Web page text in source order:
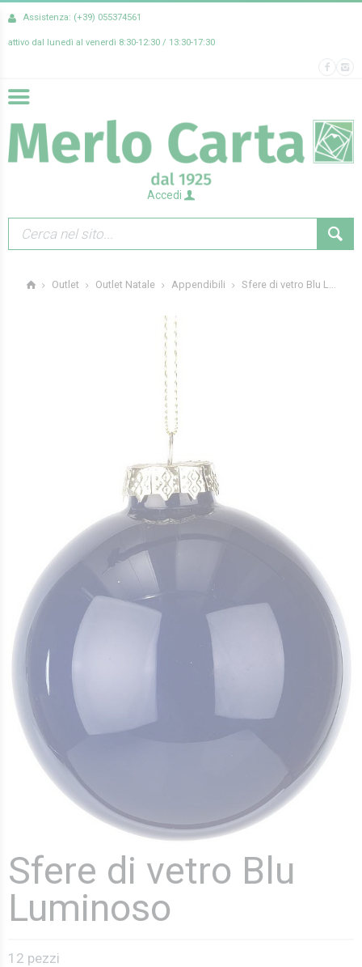
Assistenza: (+39) 055374561
attivo dal lunedì al venerdì 8:30-12:30 / 13:30-17:30
Accedi
Outlet Outlet Natale Appendibili Sfere di vetro Blu L...
Sfere di vetro Blu
Luminoso
12 pezzi